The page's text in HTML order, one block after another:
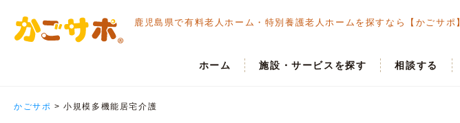
鹿児島県で有料老人ホーム・ 特別養護老人ホームを探すなら【かごサポ
ホーム 施設・サービスを探す 相談する
かごサポ >小規模多機能居宅介護